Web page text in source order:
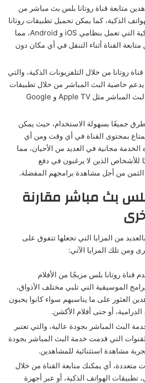
متابعة قناة روتانا بلس بث مباشر من
الذكية، كما يمكن تحميل تطبيقات روتانا
على الهواتف الذكية التي تعمل بنظامي iOS و Android، مما
القناة أثناء التنقل في أي مكان دون
روتانا من خلال التلفزيونات الذكية، والتي
يدعم خاصية البث المباشر من خلال تطبيقات
روتانا أو منصات البث المباشر مثل Apple TV و Google
جميعًا بسهولة الاستخدام، حيث يمكن
بمحتوى القناة في أي وقت ومن أي
مجانية في العديد من الأحيان، مما
للأشخاص الذين لا يرغبون في دفع
من أجل مشاهدة برامجهم المفضلة.
بلس بث مباشر مقارنة
من المزايا التي تجعلها تتفوق على
ومن تلك المزايا الآتي:
قناة روتانا بلس مزيجًا من الأفلام
الموسيقية التي تلبي مختلف الأذواق،
العثور على ما يناسبهم سواء كانوا يحبون
الدرامية، أو حتى أفلام الأكشن.
البث المباشر بجودة عالية، والتي تعتبر
التي قدمت خدمة البث المباشر بجودة
متعددة، أي يمكنك متابعة القناة من خلال
تطبيقات الهواتف الذكية، أو عبر أجهزة